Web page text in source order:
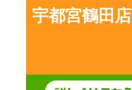
宇都宮鶴田店